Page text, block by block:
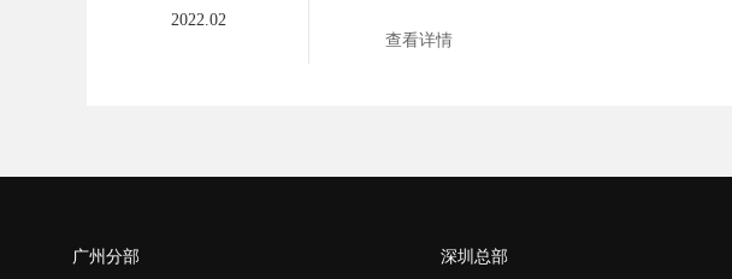
2022.02
查看详情
广州分部 深圳总部